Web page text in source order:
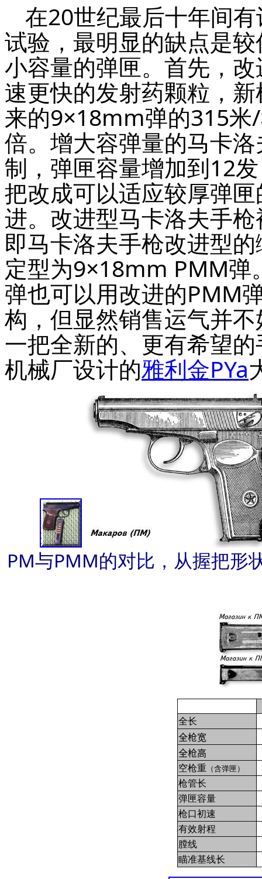
在20世纪最后十年间
试验，最明显的缺点是
小容量的弹匣。首先，
速更快的发射药颗粒，
来的9×18mm弹的315米
倍。增大容弹量的马卡
制，弹匣容量增加到12
把改成可以适应较厚弹
进。改进型马卡洛夫手
即马卡洛夫手枪改进型
定型为9×18mm PMM弹
弹也可以用改进的PMM
构，但显然销售运气并
一把全新的、更有希望
机械厂设计的雅利金PYa
PM与PMM的对比，从握把形
全长
全枪宽
全枪高
空枪重（含弹匣）
枪管长
弹匣容量
枪口初速
有效射程
膛线
瞄准基线长